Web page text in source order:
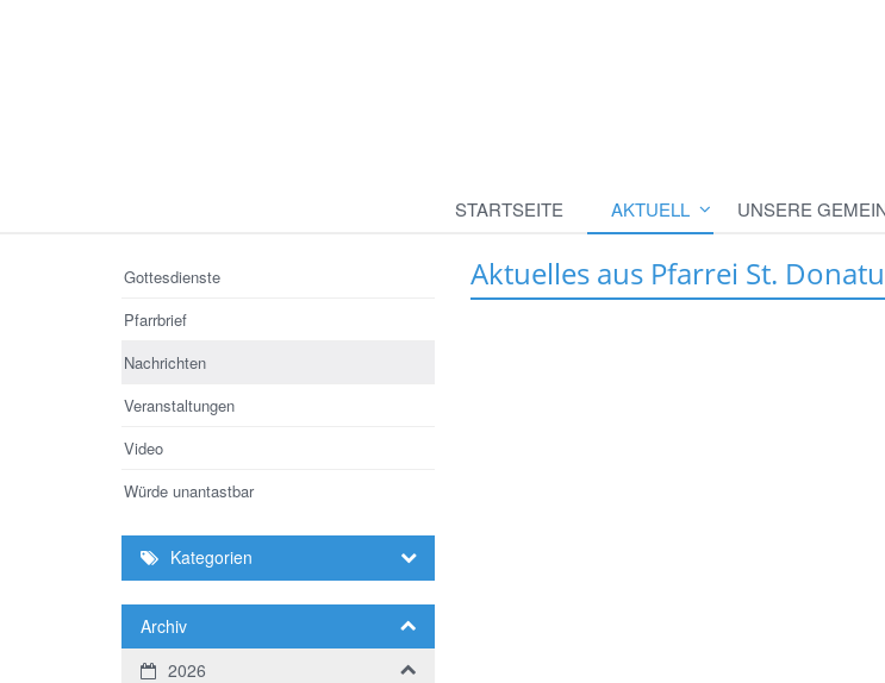
STARTSEITE AKTUELL UNSERE
Aktuelles aus Pfarrei St.
Gottesdienste
Pfarrbrief
Nachrichten
Veranstaltungen
Video
Würde unantastbar
Kategorien
Archiv
2026